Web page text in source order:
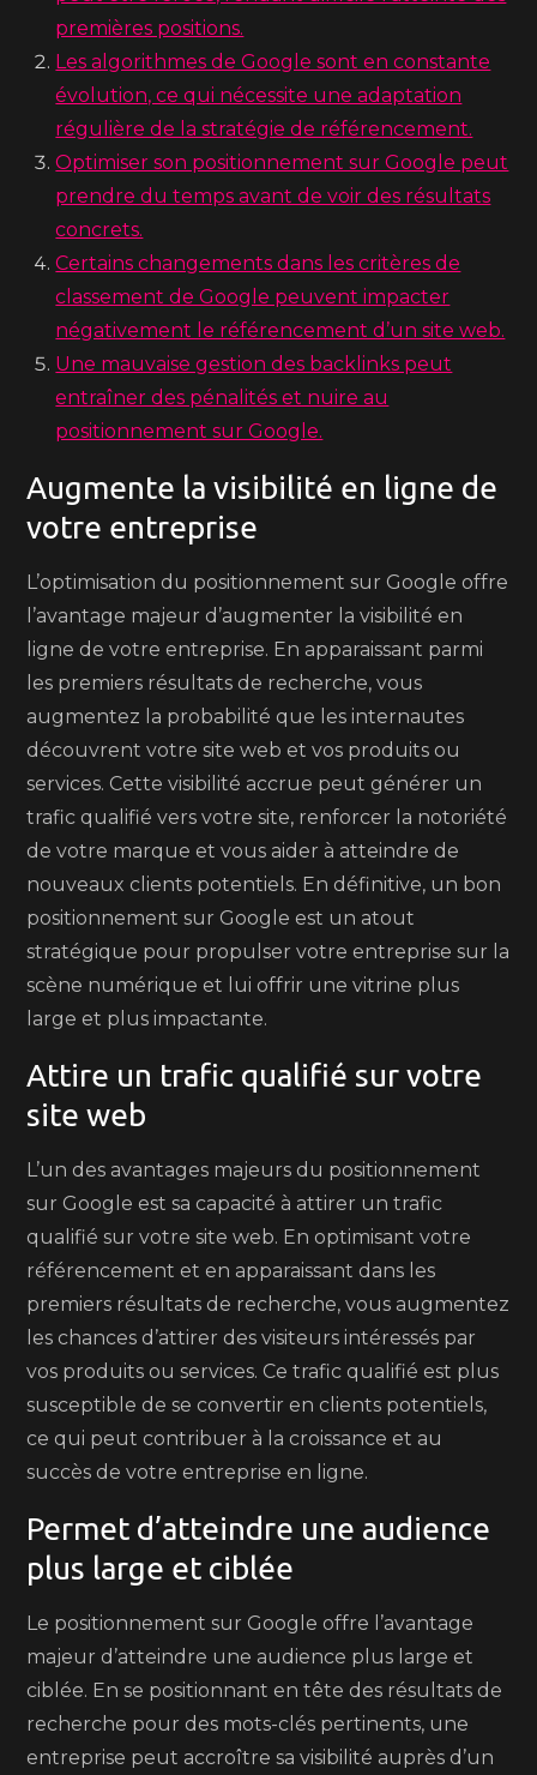
premières positions.
Les algorithmes de Google sont en constante
évolution, ce qui nécessite une adaptation
régulière de la stratégie de référencement.
Optimiser son positionnement sur Google peut
prendre du temps avant de voir des résultats
concrets.
Certains changements dans les critères de
classement de Google peuvent impacter
négativement le référencement d’un site web.
Une mauvaise gestion des backlinks peut
entraîner des pénalités et nuire au
positionnement sur Google.
Augmente la visibilité en ligne de
votre entreprise
L’optimisation du positionnement sur Google offre
l’avantage majeur d’augmenter la visibilité en
ligne de votre entreprise. En apparaissant parmi
les premiers résultats de recherche, vous
augmentez la probabilité que les internautes
découvrent votre site web et vos produits ou
services. Cette visibilité accrue peut générer un
trafic qualifié vers votre site, renforcer la notoriété
de votre marque et vous aider à atteindre de
nouveaux clients potentiels. En définitive, un bon
positionnement sur Google est un atout
stratégique pour propulser votre entreprise sur la
scène numérique et lui offrir une vitrine plus
large et plus impactante.
Attire un trafic qualifié sur votre
site web
L’un des avantages majeurs du positionnement
sur Google est sa capacité à attirer un trafic
qualifié sur votre site web. En optimisant votre
référencement et en apparaissant dans les
premiers résultats de recherche, vous augmentez
les chances d’attirer des visiteurs intéressés par
vos produits ou services. Ce trafic qualifié est plus
susceptible de se convertir en clients potentiels,
ce qui peut contribuer à la croissance et au
succès de votre entreprise en ligne.
Permet d’atteindre une audience
plus large et ciblée
Le positionnement sur Google offre l’avantage
majeur d’atteindre une audience plus large et
ciblée. En se positionnant en tête des résultats de
recherche pour des mots-clés pertinents, une
entreprise peut accroître sa visibilité auprès d’un